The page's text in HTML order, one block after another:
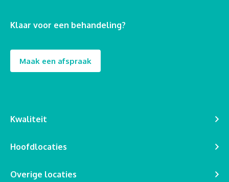
Klaar voor een behandeling?
Maak een afspraak
Kwaliteit
Hoofdlocaties
Overige locaties